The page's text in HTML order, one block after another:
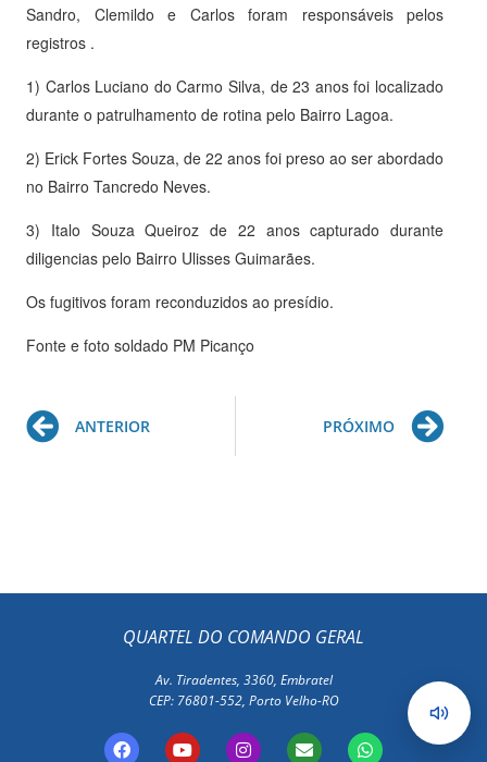
Sandro, Clemildo e Carlos foram responsáveis pelos
registros .
1) Carlos Luciano do Carmo Silva, de 23 anos foi localizado
durante o patrulhamento de rotina pelo Bairro Lagoa.
2) Erick Fortes Souza, de 22 anos foi preso ao ser abordado
no Bairro Tancredo Neves.
3) Italo Souza Queiroz de 22 anos capturado durante
diligencias pelo Bairro Ulisses Guimarães.
Os fugitivos foram reconduzidos ao presídio.
Fonte e foto soldado PM Picanço
Prev
ANTERIOR PRÓXIMO
QUARTEL DO COMANDO GERAL
Av. Tiradentes, 3360, Embratel
CEP: 76801-552, Porto Velho-RO
F Y I E W